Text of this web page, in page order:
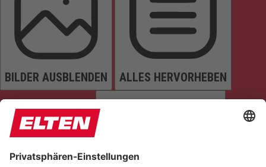
BILDER AUSBLENDEN ALLES HERVORHEBEN